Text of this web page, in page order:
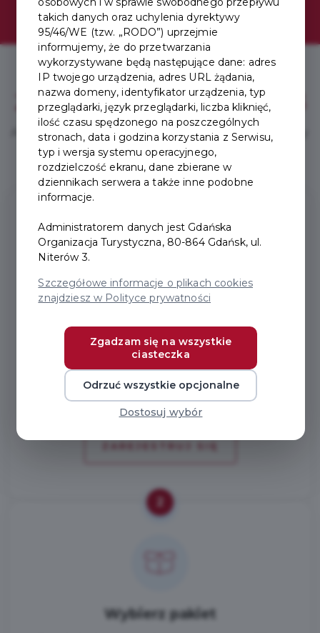
Zakup Karty prosty jak1, 2, 3
Aby w pełni korzystać z Karty Turysty, wykonaj trzy
proste kroki.
1
Załóż konto
Zarejestruj się online w minutę.
Podróżujesz z rodziną? Dodaj bliskich do swojego
konta — każdy otrzyma własny dostęp do zniżek.
Wybierz pakiet
takich danych oraz uchylenia dyrektywy
95/46/WE (tzw. „RODO”) uprzejmie
informujemy, że do przetwarzania
wykorzystywane będą następujące dane: adres
IP twojego urządzenia, adres URL żądania,
nazwa domeny, identyfikator urządzenia, typ
przeglądarki, język przeglądarki, liczba kliknięć,
ilość czasu spędzonego na poszczególnych
stronach, data i godzina korzystania z Serwisu,
typ i wersja systemu operacyjnego,
rozdzielczość ekranu, dane zbierane w
dziennikach serwera a także inne podobne
informacje.
Administratorem danych jest Gdańska
Organizacja Turystyczna, 80-864 Gdańsk, ul.
Niterów 3.
Szczegółowe informacje o plikach cookies
znajdziesz w Polityce prywatności
Zgadzam się na wszystkie
ciasteczka
Odrzuć wszystkie opcjonalne
Dostosuj wybór